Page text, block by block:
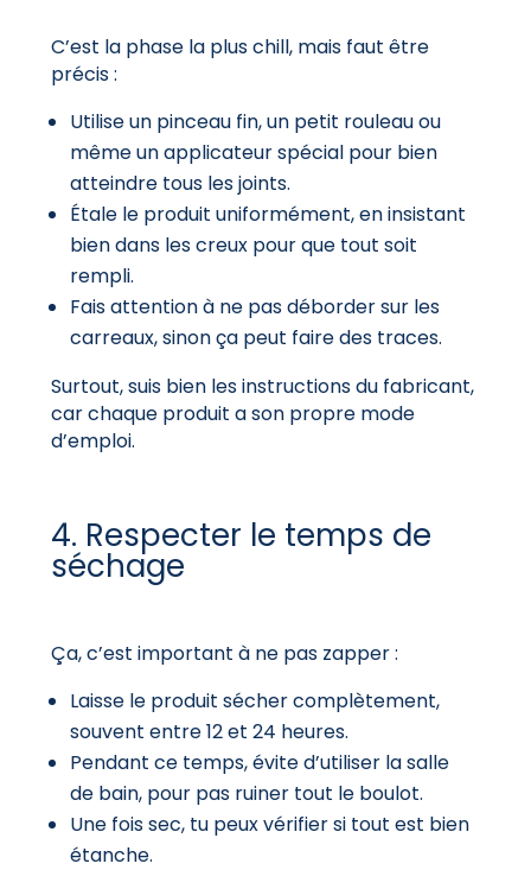
C’est la phase la plus chill, mais faut être
précis :
Utilise un pinceau fin, un petit rouleau ou
même un applicateur spécial pour bien
atteindre tous les joints.
Étale le produit uniformément, en insistant
bien dans les creux pour que tout soit
rempli.
Fais attention à ne pas déborder sur les
carreaux, sinon ça peut faire des traces.
Surtout, suis bien les instructions du fabricant,
car chaque produit a son propre mode
d’emploi.
4. Respecter le temps de
séchage
Ça, c’est important à ne pas zapper :
Laisse le produit sécher complètement,
souvent entre 12 et 24 heures.
Pendant ce temps, évite d’utiliser la salle
de bain, pour pas ruiner tout le boulot.
Une fois sec, tu peux vérifier si tout est bien
étanche.